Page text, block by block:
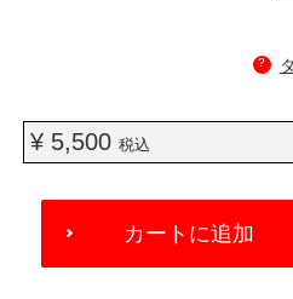
?
¥ 5,500税込
ADD
CART
カートに追加